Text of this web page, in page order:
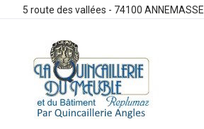
5 route des vallées - 74100 ANNEMASSE